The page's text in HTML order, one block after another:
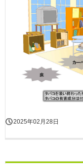
2025年02月28日